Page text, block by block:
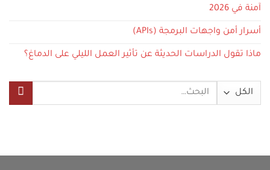
آمنة في 2026
أسرار أمن واجهات البرمجة (APIs)
ماذا تقول الدراسات الحديثة عن تأثير العمل الليلي على الدماغ؟
البحث